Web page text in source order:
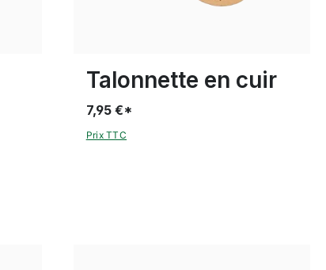
Talonnette en cuir
7,95 €*
Prix TTC